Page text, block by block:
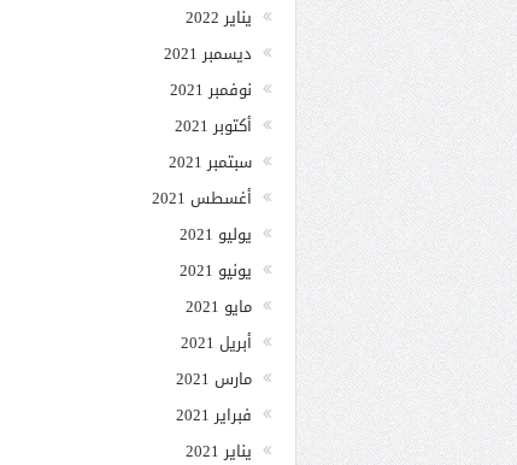
يناير 2022
ديسمبر 2021
نوفمبر 2021
أكتوبر 2021
سبتمبر 2021
أغسطس 2021
يوليو 2021
يونيو 2021
مايو 2021
أبريل 2021
مارس 2021
فبراير 2021
يناير 2021